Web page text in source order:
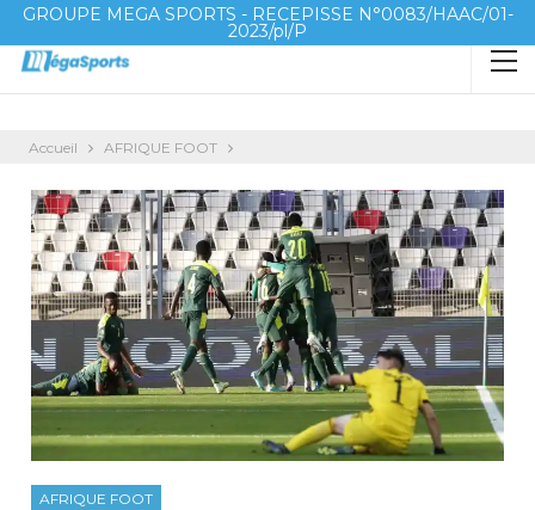
GROUPE MEGA SPORTS - RECEPISSE N°0083/HAAC/01-
2023/pl/P
Accueil AFRIQUE FOOT
AFRIQUE FOOT